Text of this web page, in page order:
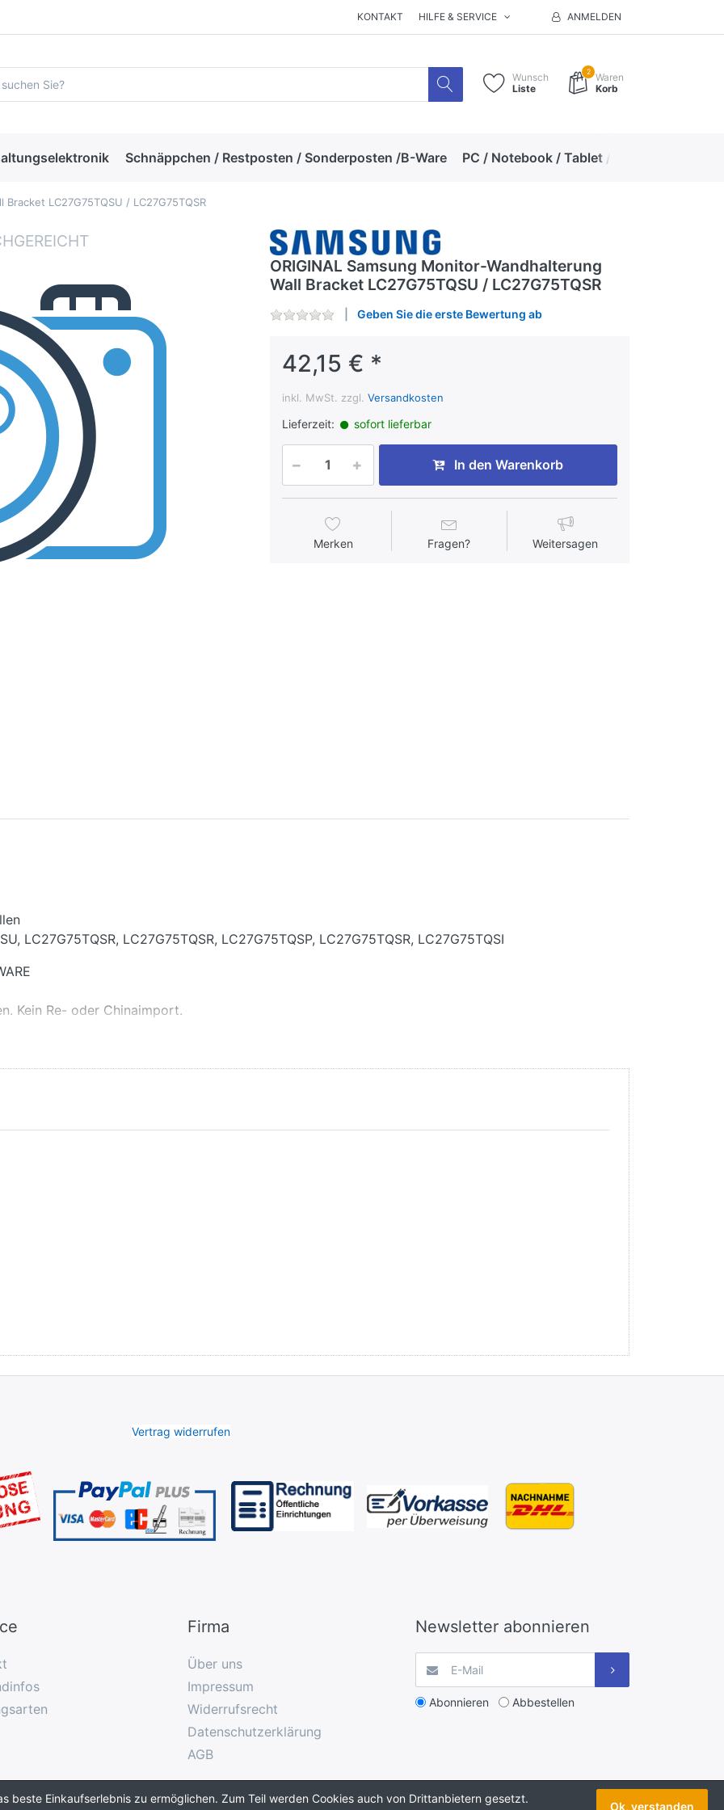
KONTAKT HILFE & SERVICE ANMELDEN
Wunsch
Liste
2 Waren
Korb
Schnäppchen / Restposten / Sonderposten /B-Ware PC / Notebook / Tablet / Zubehör
LC27G75TQSU / LC27G75TQSR
ORIGINAL Samsung Monitor-Wandhalterung
Wall Bracket LC27G75TQSU / LC27G75TQSR
Geben Sie die erste Bewertung ab
42,15 € *
inkl. MwSt. zzgl. Versandkosten
Lieferzeit: sofort lieferbar
In den Warenkorb
Merken Fragen? Weitersagen
LC27G75TQSR, LC27G75TQSR, LC27G75TQSP, LC27G75TQSR, LC27G75TQSI
Kein Re- oder Chinaimport.
Vertrag widerrufen
Firma
Über uns
Impressum
Widerrufsrecht
Datenschutzerklärung
AGB
Newsletter abonnieren
Abonnieren Abbestellen
beste Einkaufserlebnis zu ermöglichen. Zum Teil werden Cookies auch von Drittanbietern gesetzt.
Ok, verstanden